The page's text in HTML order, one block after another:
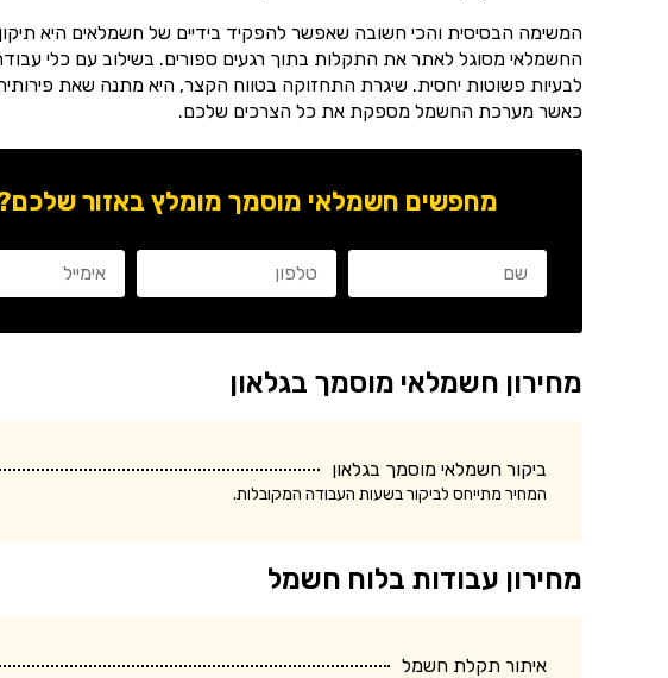
המשימה הבסיסית והכי חשובה שאפשר להפקיד בידיים של חשמלאים היא
החשמלאי מסוגל לאתר את התקלות בתוך רגעים ספורים. בשילוב עם כלי
לבעיות פשוטות יחסית. שיגרת התחזוקה בטווח הקצר, היא מתנה שאת
כאשר מערכת החשמל מספקת את כל הצרכים שלכם.
מחפשים חשמלאי מוסמך מומלץ באזור שלכם?
מחירון חשמלאי מוסמך בגלאון
ביקור חשמלאי מוסמך בגלאון
המחיר מתייחס לביקור בשעות העבודה המקובלות.
מחירון עבודות בלוח חשמל
איתור תקלת חשמל